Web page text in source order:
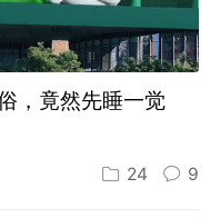
，竟然先睡一觉
24 9